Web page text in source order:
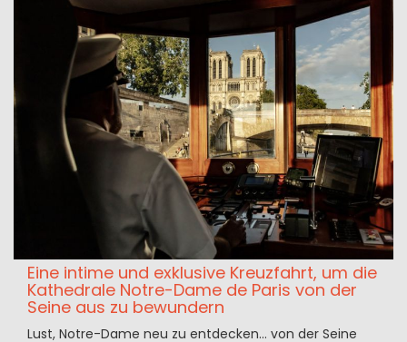
Eine intime und exklusive Kreuzfahrt, um die
Kathedrale Notre-Dame de Paris von der
Seine aus zu bewundern
Lust, Notre-Dame neu zu entdecken... von der Seine